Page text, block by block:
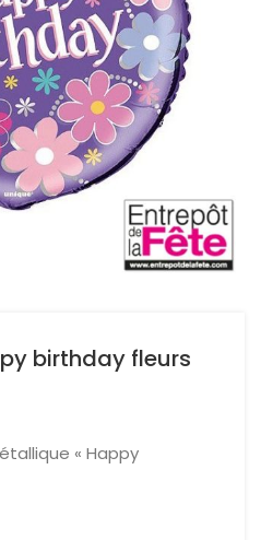
birthday fleurs
« Happy